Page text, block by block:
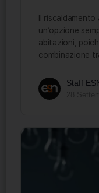
Il
un’opzione
abitazioni,
combinazione
Staff